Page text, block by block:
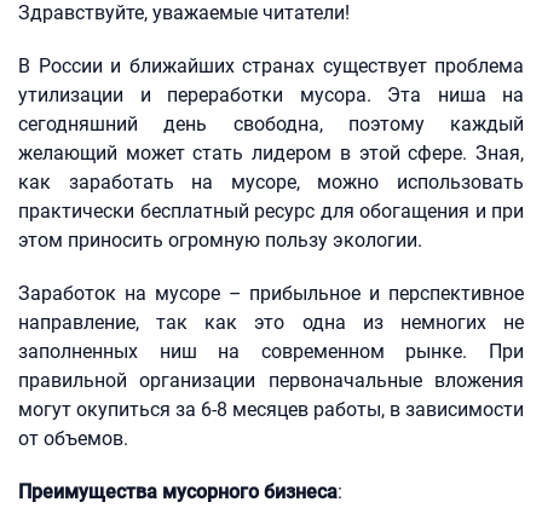
Здравствуйте, уважаемые читатели!
В России и ближайших странах существует проблема
утилизации и переработки мусора. Эта ниша на
сегодняшний день свободна, поэтому каждый
желающий может стать лидером в этой сфере. Зная,
как заработать на мусоре, можно использовать
практически бесплатный ресурс для обогащения и при
этом приносить огромную пользу экологии.
Заработок на мусоре – прибыльное и перспективное
направление, так как это одна из немногих не
заполненных ниш на современном рынке. При
правильной организации первоначальные вложения
могут окупиться за 6-8 месяцев работы, в зависимости
от объемов.
Преимущества мусорного бизнеса: